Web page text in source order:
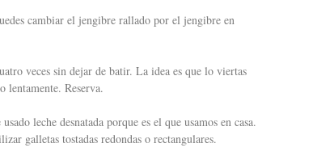
cambiar el jengibre rallado por el jengibre en
veces sin dejar de batir. La idea es que lo viertas
lentamente. Reserva.
leche desnatada porque es el que usamos en casa.
galletas tostadas redondas o rectangulares.